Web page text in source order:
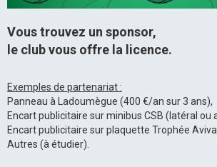
Sondages
Vous trouvez un sponsor,
le club vous offre la licence.
Exemples de partenariat :
Panneau à Ladoumègue (400 €/an sur 3 ans),
Encart publicitaire sur minibus CSB (latéral ou
Encart publicitaire sur plaquette Trophée
Autres (à étudier).